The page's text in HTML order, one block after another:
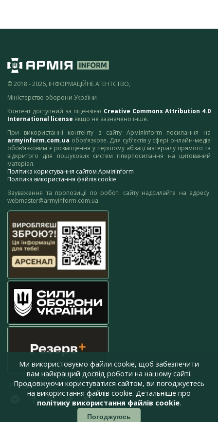
© 2018 - 2026, ІНФОРМАЦІЙНЕ АГЕНТСТВО,
Міністерство оборони України
Контент доступний за ліцензією Creative Commons Attribution 4.0
International license якщо не зазначено інше.
При використанні контенту з сайту АрміяInform посилання на
armyinform.com.ua обов’язкове. Для суб’єктів у сфері онлайн-медіа
обов’язковим є розміщення у першому абзаці матеріалу прямого та
відкритого для пошукових систем гіперпосилання на цитований
матеріал.
Політика користування сайтом АрміяInform
Політика використання файлів cookie
Зауваження та пропозиції по роботі сайту надсилайте на адресу:
webmaster@armyinform.com.ua
press@armyinform.com.ua
Ми використовуємо файли cookie, щоб забезпечити
вам найкращий досвід роботи на нашому сайті.
Продовжуючи користуватися сайтом, ви погоджуєтесь
на використання файлів cookie. Детальніше про
політику використання файлів cookie.
Погоджуюсь